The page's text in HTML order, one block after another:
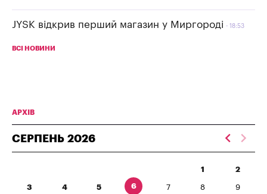
JYSK відкрив перший магазин у Миргороді 18:53
ВСІ НОВИНИ
АРХІВ
СЕРПЕНЬ 2026
1 2
3 4 5 6 7 8 9